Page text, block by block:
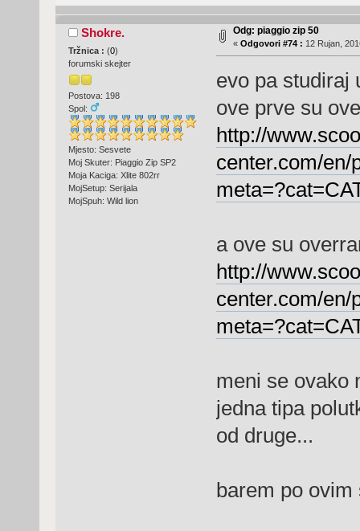
Shokre.
Tržnica : (0)
forumski skejter
Postova: 198
Spol:
Mjesto: Sesvete
Moj Skuter: Piaggio Zip SP2
Moja Kaciga: Xlite 802rr
MojSetup: Serijala
MojSpuh: Wild lion
Odg: piaggio zip 50
« Odgovori #74 : 12 Rujan,
evo pa studiraj
ove prve su
http://
center.com/
a ove su
http://
center.com/en/
meni se ovako
jedna tipa
od druge...
barem po ovim